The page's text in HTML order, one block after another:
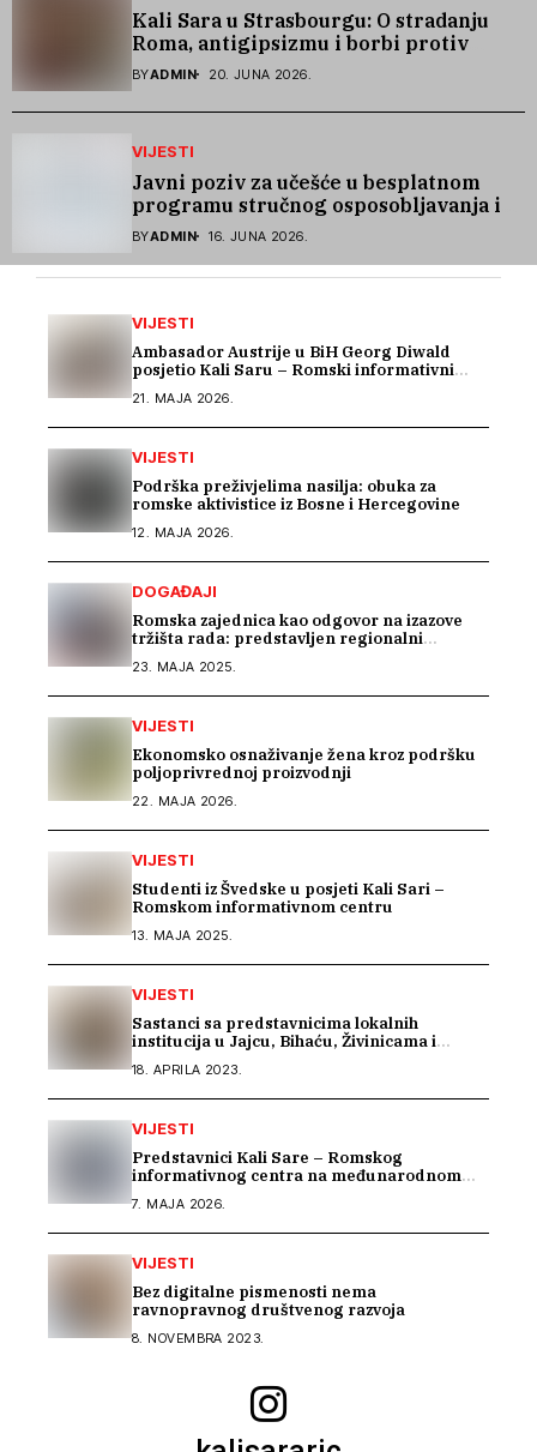
Kali Sara u Strasbourgu: O stradanju
Roma, antigipsizmu i borbi protiv
govora mržnje
BYADMIN 20. JUNA 2026.
VIJESTI
Javni poziv za učešće u besplatnom
programu stručnog osposobljavanja i
podrške pri zapošljavanju
BYADMIN 16. JUNA 2026.
VIJESTI
Ambasador Austrije u BiH Georg Diwald
posjetio Kali Saru – Romski informativni
21. MAJA 2026.
VIJESTI
Podrška preživjelima nasilja: obuka za
romske aktivistice iz Bosne i Hercegovine
12. MAJA 2026.
DOGAĐAJI
Romska zajednica kao odgovor na izazove
tržišta rada: predstavljen regionalni
23. MAJA 2025.
VIJESTI
Ekonomsko osnaživanje žena kroz podršku
poljoprivrednoj proizvodnji
22. MAJA 2026.
VIJESTI
Studenti iz Švedske u posjeti Kali Sari –
Romskom informativnom centru
13. MAJA 2025.
VIJESTI
Sastanci sa predstavnicima lokalnih
institucija u Jajcu, Bihaću, Živinicama i
18. APRILA 2023.
VIJESTI
Predstavnici Kali Sare – Romskog
informativnog centra na međunarodnom
7. MAJA 2026.
VIJESTI
Bez digitalne pismenosti nema
ravnopravnog društvenog razvoja
8. NOVEMBRA 2023.